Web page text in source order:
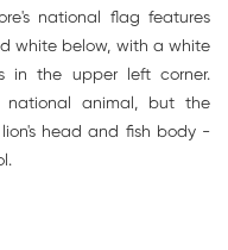
national flag features
white below, with a white
in the upper left corner.
national animal, but the
head and fish body -